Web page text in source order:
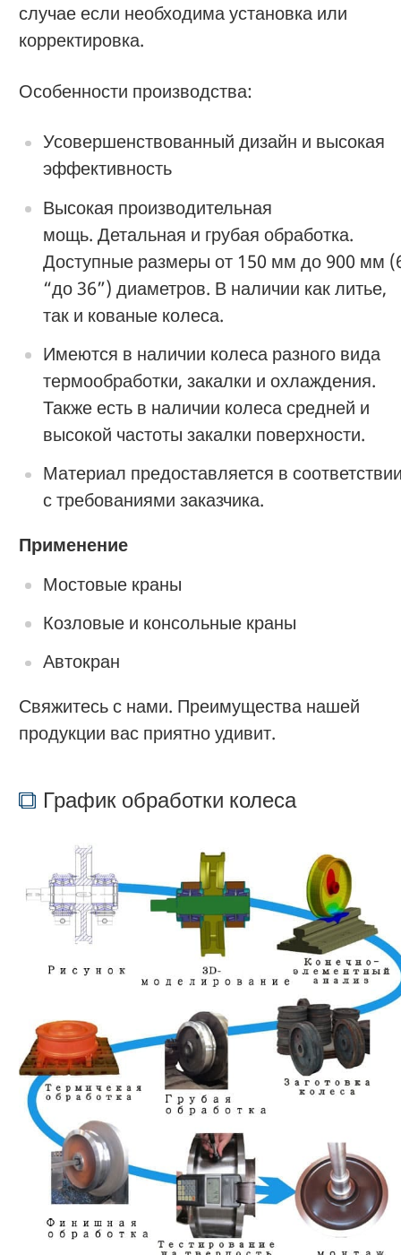
случае если необходима установка или
корректировка.
Особенности производства:
Усовершенствованный дизайн и высокая
эффективность
Высокая производительная
мощь. Детальная и грубая обработка.
Доступные размеры от 150 мм до 900 мм
“до 36”) диаметров. В наличии как литье,
так и кованые колеса.
Имеются в наличии колеса разного вида
термообработки, закалки и охлаждения.
Также есть в наличии колеса средней и
высокой частоты закалки поверхности.
Материал предоставляется в
с требованиями заказчика.
Применение
Мостовые краны
Козловые и консольные краны
Автокран
Свяжитесь с нами. Преимущества нашей
продукции вас приятно удивит.
График обработки колеса